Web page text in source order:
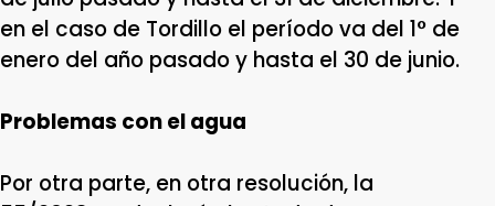
en el caso de Tordillo el período va del 1° de
enero del año pasado y hasta el 30 de junio.
Problemas con el agua
Por otra parte, en otra resolución, la